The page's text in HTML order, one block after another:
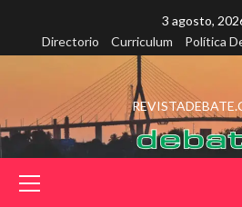
contenido
3 agosto,
Directorio
Curriculum Política
principal